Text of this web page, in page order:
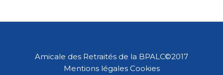
Amicale des Retraités de la BPALC©2017
Mentions légales Cookies